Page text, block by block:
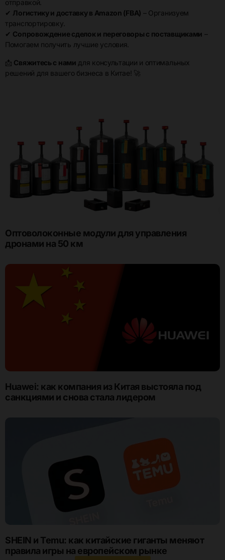
отправкой.
✔ Логистику и доставку в Amazon (FBA) – Организуем
транспортировку.
✔ Сопровождение сделок и переговоры с поставщиками –
Помогаем получить лучшие условия.
📩 Свяжитесь с нами для консультации и оптимальных
решений для вашего бизнеса в Китае! 🚀
Оптоволоконные модули для управления
дронами на 50 км
Huawei: как компания из Китая выстояла под
санкциями и снова стала лидером
SHEIN и Temu: как китайские гиганты меняют
правила игры на европейском рынке